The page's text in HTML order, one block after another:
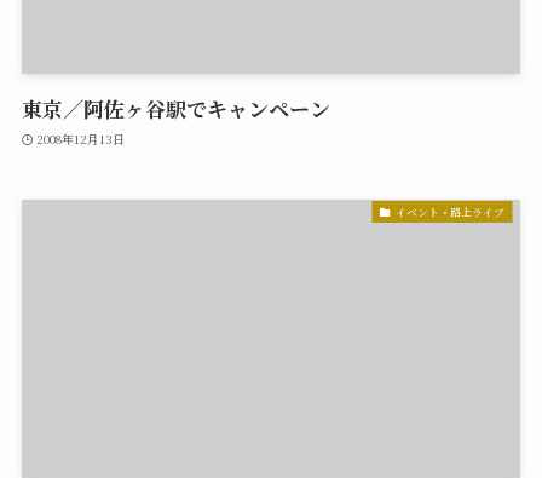
東京／阿佐ヶ谷駅でキャンペーン
2008年12月13日
イベント・路上ライブ